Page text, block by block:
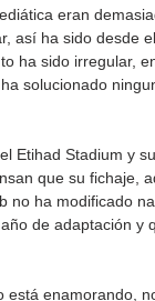
eran
así ha sido desde
ha sido irregular,
solucionado
Etihad Stadium y
que su fichaje,
ha modificado
de adaptación y
enamorando,